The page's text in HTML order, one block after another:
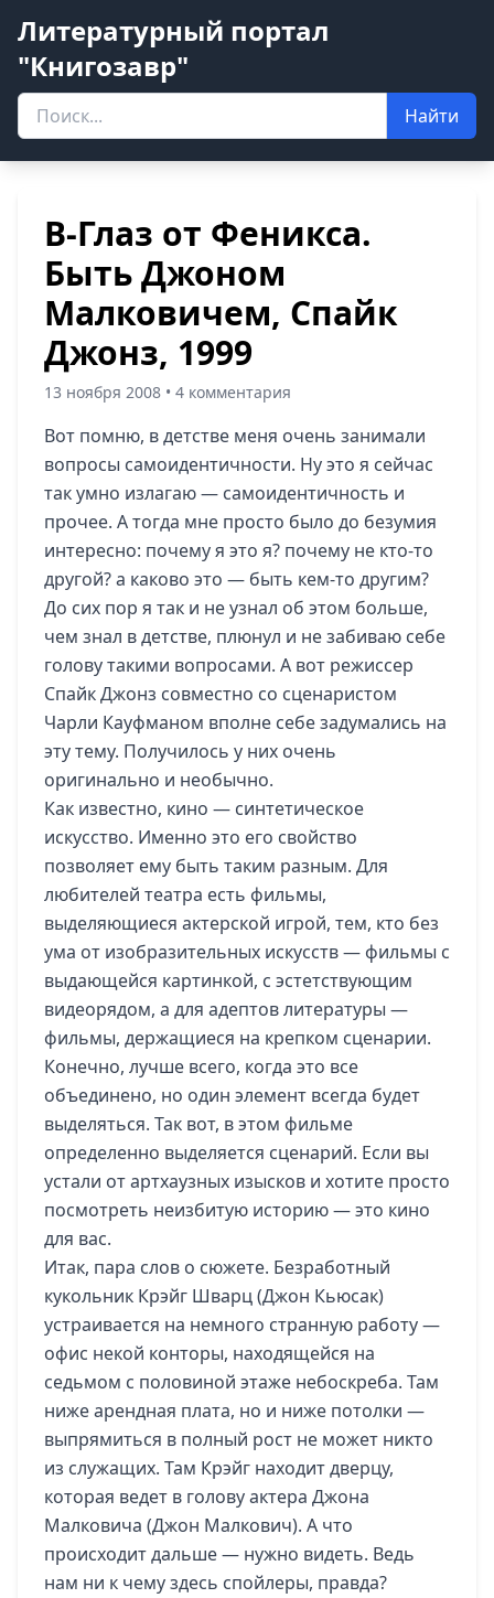
Литературный портал
"Книгозавр"
Найти
В-Глаз от Феникса.
Быть Джоном
Малковичем, Спайк
Джонз, 1999
13 ноября 2008 • 4 комментария
Вот помню, в детстве меня очень занимали
вопросы самоидентичности. Ну это я сейчас
так умно излагаю — самоидентичность и
прочее. А тогда мне просто было до безумия
интересно: почему я это я? почему не кто-то
другой? а каково это — быть кем-то другим?
До сих пор я так и не узнал об этом больше,
чем знал в детстве, плюнул и не забиваю себе
голову такими вопросами. А вот режиссер
Спайк Джонз совместно со сценаристом
Чарли Кауфманом вполне себе задумались на
эту тему. Получилось у них очень
оригинально и необычно.
Как известно, кино — синтетическое
искусство. Именно это его свойство
позволяет ему быть таким разным. Для
любителей театра есть фильмы,
выделяющиеся актерской игрой, тем, кто без
ума от изобразительных искусств — фильмы с
выдающейся картинкой, с эстетствующим
видеорядом, а для адептов литературы —
фильмы, держащиеся на крепком сценарии.
Конечно, лучше всего, когда это все
объединено, но один элемент всегда будет
выделяться. Так вот, в этом фильме
определенно выделяется сценарий. Если вы
устали от артхаузных изысков и хотите просто
посмотреть неизбитую историю — это кино
для вас.
Итак, пара слов о сюжете. Безработный
кукольник Крэйг Шварц (Джон Кьюсак)
устраивается на немного странную работу —
офис некой конторы, находящейся на
седьмом с половиной этаже небоскреба. Там
ниже арендная плата, но и ниже потолки —
выпрямиться в полный рост не может никто
из служащих. Там Крэйг находит дверцу,
которая ведет в голову актера Джона
Малковича (Джон Малкович). А что
происходит дальше — нужно видеть. Ведь
нам ни к чему здесь спойлеры, правда?